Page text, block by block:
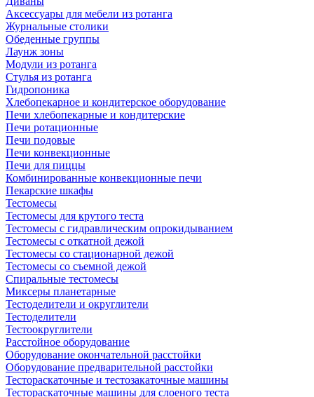
Аксессуары для мебели из ротанга
Журнальные столики
Обеденные группы
Лаунж зоны
Модули из ротанга
Стулья из ротанга
Гидропоника
Хлебопекарное и кондитерское оборудование
Печи хлебопекарные и кондитерские
Печи ротационные
Печи подовые
Печи конвекционные
Печи для пиццы
Комбинированные конвекционные печи
Пекарские шкафы
Тестомесы
Тестомесы для крутого теста
Тестомесы с гидравлическим опрокидыванием
Тестомесы с откатной дежой
Тестомесы со стационарной дежой
Тестомесы со съемной дежой
Спиральные тестомесы
Миксеры планетарные
Тестоделители и округлители
Тестоделители
Тестоокруглители
Расстойное оборудование
Оборудование окончательной расстойки
Оборудование предварительной расстойки
Тестораскаточные и тестозакаточные машины
Тестораскаточные машины для слоеного теста